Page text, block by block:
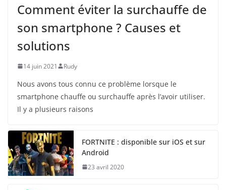
Comment éviter la surchauffe de
son smartphone ? Causes et
solutions
14 juin 2021 Rudy
Nous avons tous connu ce problème lorsque le
smartphone chauffe ou surchauffe après l’avoir utiliser.
Il y a plusieurs raisons
FORTNITE : disponible sur iOS et sur
Android
23 avril 2020